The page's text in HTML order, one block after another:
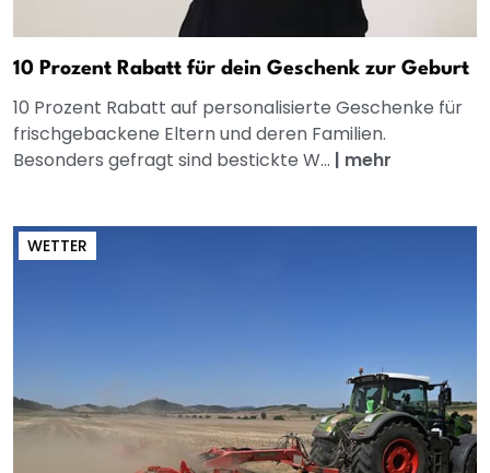
10 Prozent Rabatt für dein Geschenk zur Geburt
10 Prozent Rabatt auf personalisierte Geschenke für
frischgebackene Eltern und deren Familien.
Besonders gefragt sind bestickte W... | mehr
WETTER